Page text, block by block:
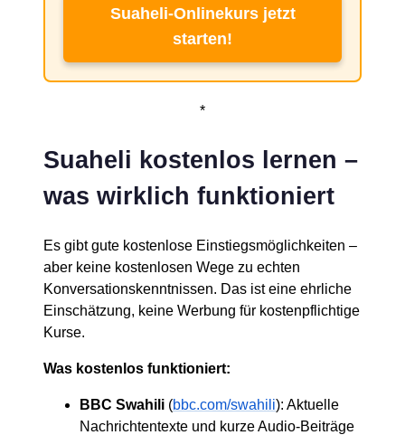
Suaheli-Onlinekurs jetzt
starten!
*
Suaheli kostenlos lernen –
was wirklich funktioniert
Es gibt gute kostenlose Einstiegsmöglichkeiten –
aber keine kostenlosen Wege zu echten
Konversationskenntnissen. Das ist eine ehrliche
Einschätzung, keine Werbung für kostenpflichtige
Kurse.
Was kostenlos funktioniert:
BBC Swahili (bbc.com/swahili): Aktuelle
Nachrichtentexte und kurze Audio-Beiträge